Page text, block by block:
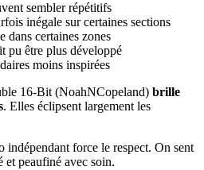
sembler répétitifs
inégale sur certaines sections
dans certaines zones
pu être plus développé
moins inspirées
16-Bit (NoahNCopeland) brille
. Elles éclipsent largement les
force le respect. On sent
et peaufiné avec soin.